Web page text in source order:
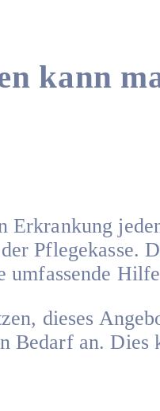
kann
Erkrankung
Pflegekasse.
umfassende
dieses
an. Dies